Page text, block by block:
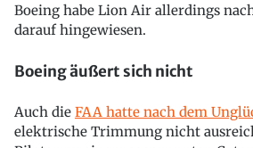
Boeing habe Lion Air allerdings
darauf hingewiesen.
Boeing äußert sich nicht
Auch die FAA hatte nach dem
elektrische Trimmung nicht